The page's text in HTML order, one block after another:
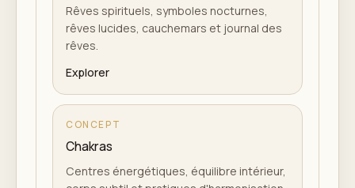
Rêves spirituels, symboles nocturnes,
rêves lucides, cauchemars et journal des
rêves.
Explorer
CONCEPT
Chakras
Centres énergétiques, équilibre intérieur,